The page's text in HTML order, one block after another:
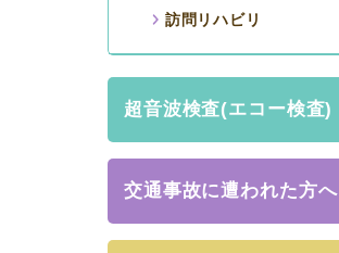
訪問リハビリ
超音波検査(エコー検査)
交通事故に遭われた方へ